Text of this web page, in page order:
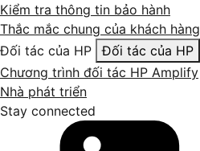
Kiểm tra thông tin bảo hành
Thắc mắc chung của khách hàng
Đối tác của HP
Đối tác của HP
Chương trình đối tác HP Amplify
Nhà phát triển
Stay connected